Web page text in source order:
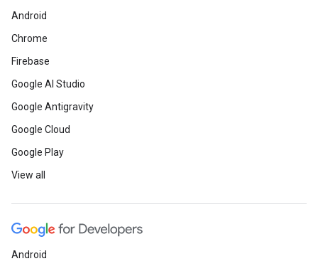
Android
Chrome
Firebase
Google AI Studio
Google Antigravity
Google Cloud
Google Play
View all
Android